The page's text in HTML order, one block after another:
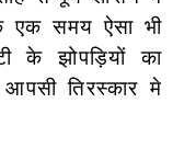
एक समय ऐसा भी
के झोपड़ियों का
तिरस्कार मे